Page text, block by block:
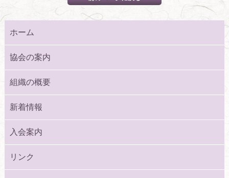
ホーム
協会の案内
組織の概要
新着情報
入会案内
リンク